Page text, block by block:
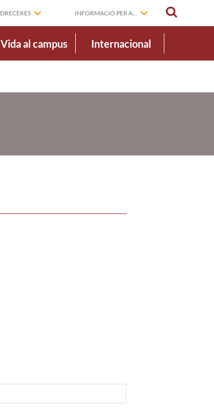
DRECERES INFORMACIÓ PER A...
Vida al campus Internacional